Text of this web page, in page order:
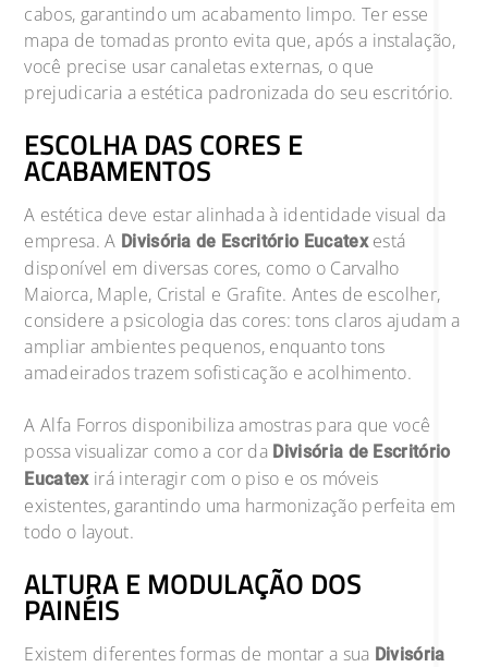
cabos, garantindo um acabamento limpo. Ter esse
mapa de tomadas pronto evita que, após a instalação,
você precise usar canaletas externas, o que
prejudicaria a estética padronizada do seu escritório.
ESCOLHA DAS CORES E
ACABAMENTOS
A estética deve estar alinhada à identidade visual da
empresa. A Divisória de Escritório Eucatexestá
disponível em diversas cores, como o Carvalho
Maiorca, Maple, Cristal e Grafite. Antes de escolher,
considere a psicologia das cores: tons claros ajudam a
ampliar ambientes pequenos, enquanto tons
amadeirados trazem sofisticação e acolhimento.
A Alfa Forros disponibiliza amostras para que você
possa visualizar como a cor da Divisória de Escritório
Eucatexirá interagir com o piso e os móveis
existentes, garantindo uma harmonização perfeita em
todo o layout.
ALTURA E MODULAÇÃO DOS
PAINÉIS
Existem diferentes formas de montar a sua Divisória